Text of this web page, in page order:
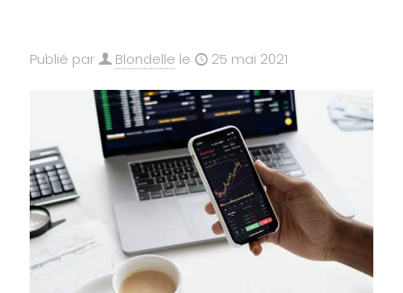
Publié par Blondelle le 25 mai 2021